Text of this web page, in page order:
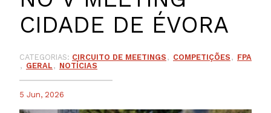
CIDADE DE ÉVORA
CATEGORIAS: CIRCUITO DE MEETINGS COMPETIÇÕES
FPA
GERAL
NOTÍCIAS
5 Jun, 2026